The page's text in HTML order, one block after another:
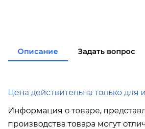
Описание Задать вопрос
Цена действительна только для
Информация о товаре,
производства товара могут